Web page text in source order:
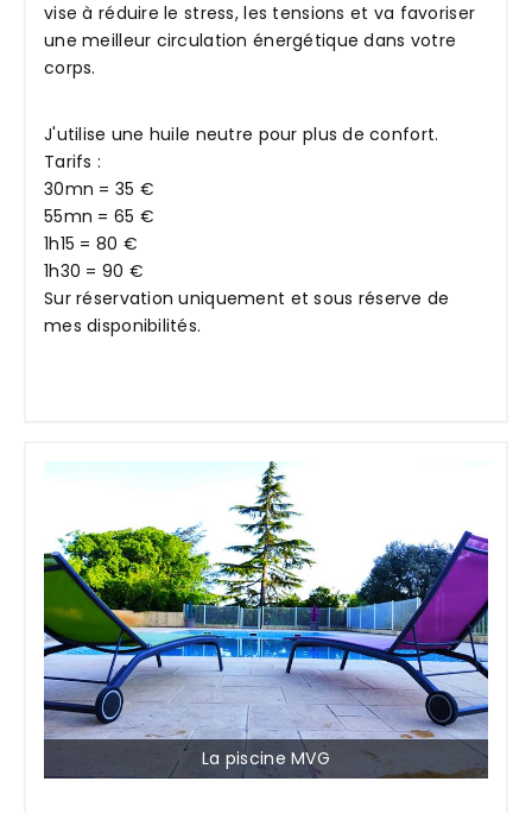
vise à réduire le stress, les tensions et va favoriser
une meilleur circulation énergétique dans votre
corps.
J'utilise une huile neutre pour plus de confort.
Tarifs :
30mn = 35 €
55mn = 65 €
1h15 = 80 €
1h30 = 90 €
Sur réservation uniquement et sous réserve de
mes disponibilités.
La piscine MVG